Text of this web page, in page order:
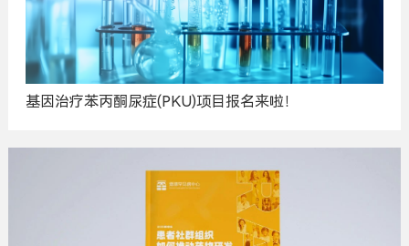
基因治疗苯丙酮尿症(PKU)项目报名来啦！